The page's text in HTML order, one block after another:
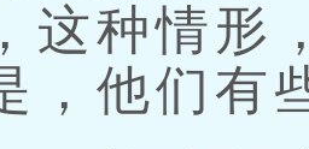
这种情形
，他们有